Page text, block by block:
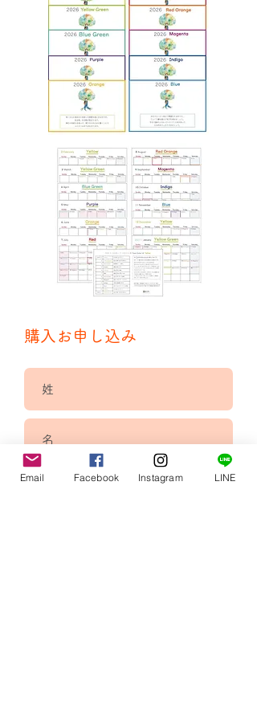
購入お申し込み
Email Facebook Instagram LINE